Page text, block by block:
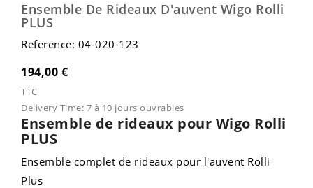
Ensemble De Rideaux D'auvent Wigo Rolli
PLUS
Reference: 04-020-123
194,00 €
TTC
Delivery Time: 7 à 10 jours ouvrables
Ensemble de rideaux pour Wigo Rolli
PLUS
Ensemble complet de rideaux pour l'auvent Rolli
Plus